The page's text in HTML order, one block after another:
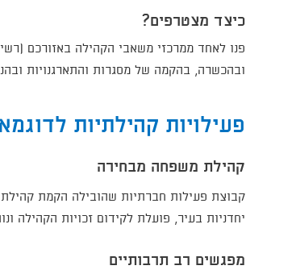
כיצד מצטרפים?
פנו לאחד ממרכזי משאבי הקהילה באזורכם
ובהכשרה, בהקמה של מסגרות והתארגנויות
פעילויות קהילתיות לדוגמא
קהילת משפחה מבחירה
קבוצת פעילות חברתיות שהובילה הקמת
יחדניות בעיר, פועלת לקידום זכויות הקהילה
מפגשים רב תרבותיים